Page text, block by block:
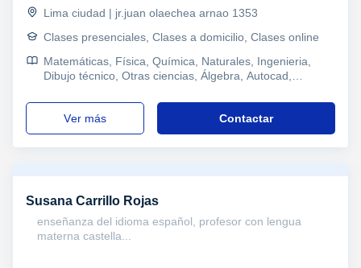
Lima ciudad | jr.juan olaechea arnao 1353
Clases presenciales, Clases a domicilio, Clases online
Matemáticas, Física, Química, Naturales, Ingenieria,
Dibujo técnico, Otras ciencias, Álgebra, Autocad,
cursos, Primaria, Universidad, Ciclos Formativos
ver más
Contactar
Susana Carrillo Rojas
enseñanza del idioma español, profesor con lengua
materna castella...